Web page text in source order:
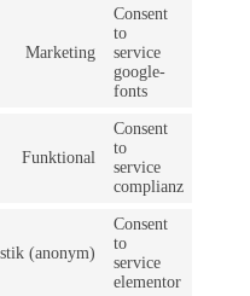
Marketing
Consent
to
service
google-
fonts
Funktional
Consent
to
service
complianz
(anonym)
Consent
to
service
elementor